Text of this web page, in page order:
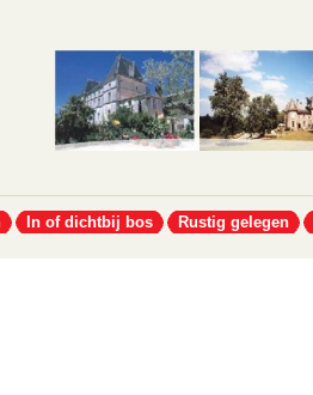
In of dichtbij bos Rustig gelegen